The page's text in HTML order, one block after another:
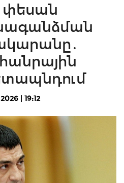
փեսան
| 19:12